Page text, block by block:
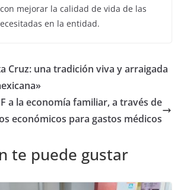
mejorar la calidad de vida de las
en la entidad.
Cruz: una tradición viva y arraigada
a la economía familiar, a través de
económicos para gastos médicos
te puede gustar